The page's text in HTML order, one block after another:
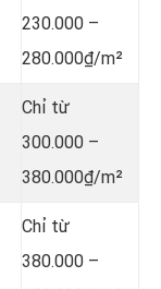
230.000 –
280.000₫/m²
Chỉ từ
300.000 –
380.000₫/m²
Chỉ từ
380.000 –